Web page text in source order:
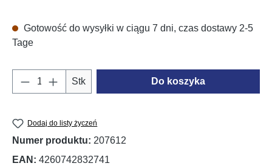
Gotowość do wysyłki w ciągu 7 dni, czas dostawy 2-5
Tage
Ilość produktu: Wprowadź żądaną ilość
Stk Do koszyka
Dodaj do listy życzeń
Numer produktu: 207612
EAN: 4260742832741